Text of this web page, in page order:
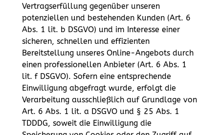
Vertragserfüllung gegenüber unseren
potenziellen und bestehenden Kunden (Art. 6
Abs. 1 lit. b DSGVO) und im Interesse einer
sicheren, schnellen und effizienten
Bereitstellung unseres Online-Angebots durch
einen professionellen Anbieter (Art. 6 Abs. 1
lit. f DSGVO). Sofern eine entsprechende
Einwilligung abgefragt wurde, erfolgt die
Verarbeitung ausschließlich auf Grundlage von
Art. 6 Abs. 1 lit. a DSGVO und § 25 Abs. 1
TDDDG, soweit die Einwilligung die